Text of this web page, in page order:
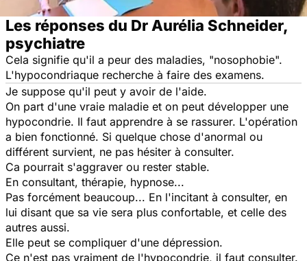
Les réponses du Dr Aurélia Schneider,
psychiatre
Cela signifie qu'il a peur des maladies, "nosophobie".
L'hypocondriaque recherche à faire des examens.
Je suppose qu'il peut y avoir de l'aide.
On part d'une vraie maladie et on peut développer une
hypocondrie. Il faut apprendre à se rassurer. L'opération
a bien fonctionné. Si quelque chose d'anormal ou
différent survient, ne pas hésiter à consulter.
Ca pourrait s'aggraver ou rester stable.
En consultant, thérapie, hypnose...
Pas forcément beaucoup... En l'incitant à consulter, en
lui disant que sa vie sera plus confortable, et celle des
autres aussi.
Elle peut se compliquer d'une dépression.
Ce n'est pas vraiment de l'hypocondrie, il faut consulter.